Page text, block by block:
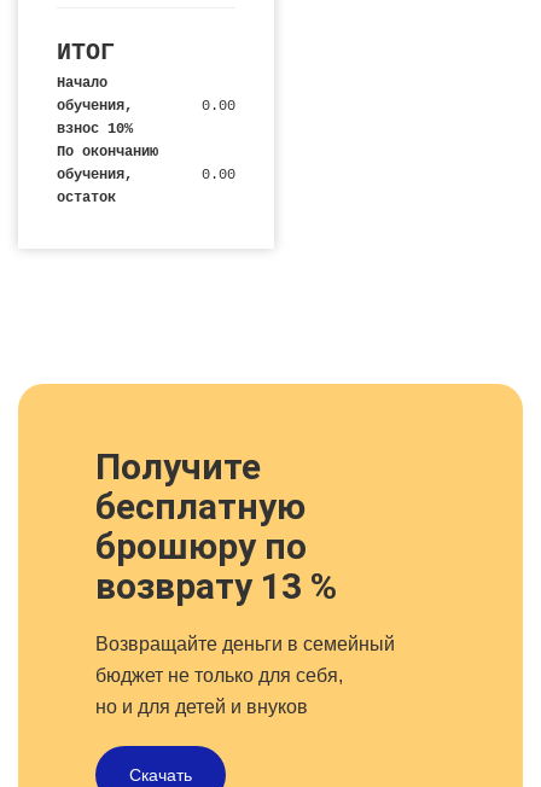
ИТОГ
Начало
обучения,
взнос 10%
0.00
По окончанию
обучения,
остаток
0.00
Получите
бесплатную
брошюру по
возврату 13 %
Возвращайте деньги в семейный
бюджет не только для себя,
но и для детей и внуков
Скачать